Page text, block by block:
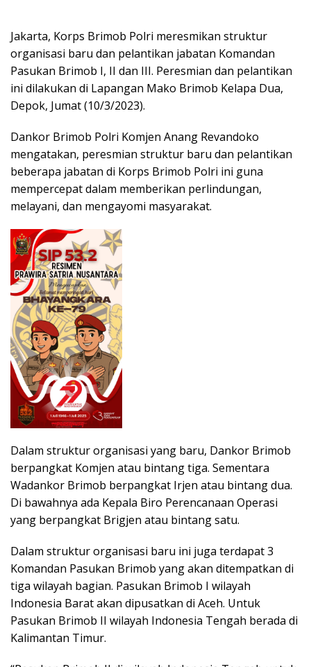
Jakarta, Korps Brimob Polri meresmikan struktur
organisasi baru dan pelantikan jabatan Komandan
Pasukan Brimob I, II dan III. Peresmian dan pelantikan
ini dilakukan di Lapangan Mako Brimob Kelapa Dua,
Depok, Jumat (10/3/2023).
Dankor Brimob Polri Komjen Anang Revandoko
mengatakan, peresmian struktur baru dan pelantikan
beberapa jabatan di Korps Brimob Polri ini guna
mempercepat dalam memberikan perlindungan,
melayani, dan mengayomi masyarakat.
Dalam struktur organisasi yang baru, Dankor Brimob
berpangkat Komjen atau bintang tiga. Sementara
Wadankor Brimob berpangkat Irjen atau bintang dua.
Di bawahnya ada Kepala Biro Perencanaan Operasi
yang berpangkat Brigjen atau bintang satu.
Dalam struktur organisasi baru ini juga terdapat 3
Komandan Pasukan Brimob yang akan ditempatkan di
tiga wilayah bagian. Pasukan Brimob I wilayah
Indonesia Barat akan dipusatkan di Aceh. Untuk
Pasukan Brimob II wilayah Indonesia Tengah berada di
Kalimantan Timur.